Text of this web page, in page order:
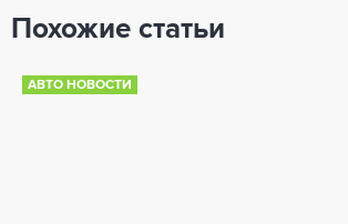
Похожие статьи
АВТО НОВОСТИ